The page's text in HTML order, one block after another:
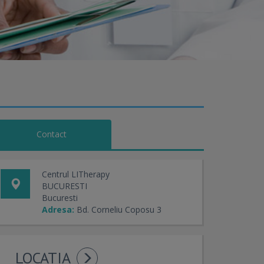
Contact
Centrul LITherapy
BUCURESTI
Bucuresti
Adresa: Bd. Corneliu Coposu 3
LOCATIA